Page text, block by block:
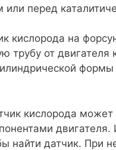
перед
кислорода на
трубу от
кислорода
найти датчик. При